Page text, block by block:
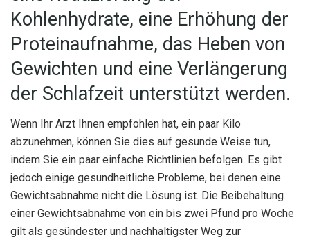
Kohlenhydrate, eine Erhöhung der
Proteinaufnahme, das Heben von
Gewichten und eine Verlängerung
der Schlafzeit unterstützt werden.
Wenn Ihr Arzt Ihnen empfohlen hat, ein paar Kilo
abzunehmen, können Sie dies auf gesunde Weise tun,
indem Sie ein paar einfache Richtlinien befolgen. Es gibt
jedoch einige gesundheitliche Probleme, bei denen eine
Gewichtsabnahme nicht die Lösung ist. Die Beibehaltung
einer Gewichtsabnahme von ein bis zwei Pfund pro Woche
gilt als gesündester und nachhaltigster Weg zur